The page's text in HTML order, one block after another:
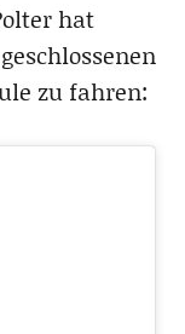
hat
zu fahren: